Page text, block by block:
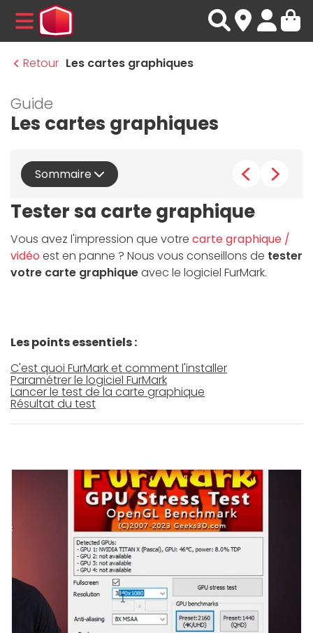
MENU
Retour Les cartes graphiques
Guide
Les cartes graphiques
Sommaire
Tester sa carte graphique
Vous avez l'impression que votre carte graphique /
vidéo est en panne ? Nous vous conseillons de tester
votre carte graphiqueavec le logiciel FurMark.
Les points essentiels :
C'est quoi FurMark et comment l'installer
Paramétrer le logiciel FurMark
Lancer le test de la carte graphique
Résultat du test